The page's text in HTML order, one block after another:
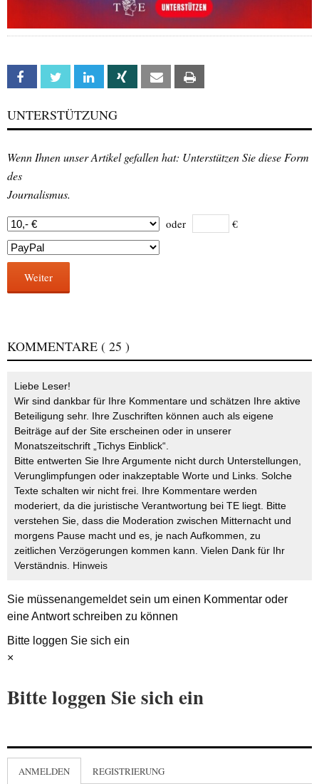
Facebook Twitter Linkedin Xing Email
UNTERSTÜTZUNG
Wenn Ihnen unser Artikel gefallen hat: Unterstützen Sie diese Form
des
Journalismus.
oder €
Weiter
KOMMENTARE ( 25 )
Liebe Leser!
Wir sind dankbar für Ihre Kommentare und schätzen Ihre aktive
Beteiligung sehr. Ihre Zuschriften können auch als eigene
Beiträge auf der Site erscheinen oder in unserer
Monatszeitschrift „Tichys Einblick“.
Bitte entwerten Sie Ihre Argumente nicht durch Unterstellungen,
Verunglimpfungen oder inakzeptable Worte und Links. Solche
Texte schalten wir nicht frei. Ihre Kommentare werden
moderiert, da die juristische Verantwortung bei TE liegt. Bitte
verstehen Sie, dass die Moderation zwischen Mitternacht und
morgens Pause macht und es, je nach Aufkommen, zu
zeitlichen Verzögerungen kommen kann. Vielen Dank für Ihr
Verständnis. Hinweis
Sie müssenangemeldetsein um einen Kommentar oder
eine Antwort schreiben zu können
Bitte loggen Sie sich ein
×
Bitte loggen Sie sich ein
ANMELDEN REGISTRIERUNG